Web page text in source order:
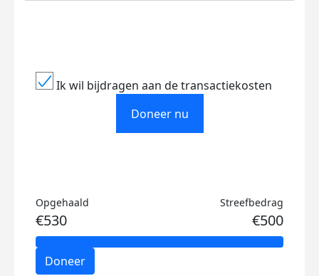
Ik wil bijdragen aan de transactiekosten
Doneer nu
Opgehaald
€530
Streefbedrag
€500
Doneer